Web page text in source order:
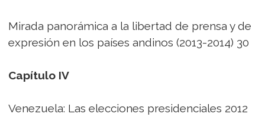
Mirada panorámica a la libertad de prensa y de
expresión en los países andinos (2013-2014) 30
Capítulo IV
Venezuela: Las elecciones presidenciales 2012